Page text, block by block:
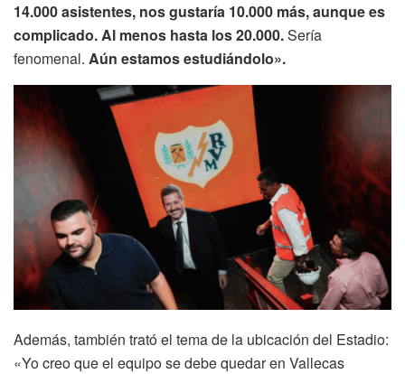
14.000 asistentes, nos gustaría 10.000 más, aunque es
complicado. Al menos hasta los 20.000.Sería
fenomenal. Aún estamos estudiándolo».
Además, también trató el tema de la ubicación del Estadio:
«Yo creo que el equipo se debe quedar en Vallecas